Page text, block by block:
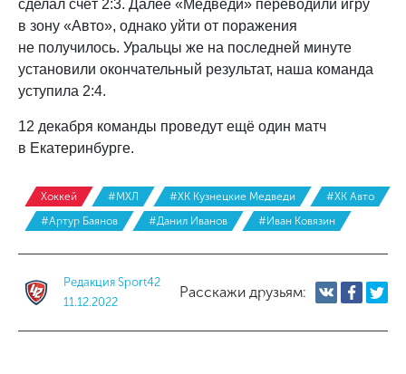
сделал счёт 2:3. Далее «Медведи» переводили игру
в зону «Авто», однако уйти от поражения
не получилось. Уральцы же на последней минуте
установили окончательный результат, наша команда
уступила 2:4.
12 декабря команды проведут ещё один матч
в Екатеринбурге.
Хоккей #МХЛ #ХК Кузнецкие Медведи
#ХК Авто
#Артур Баянов
#Данил Иванов #Иван Ковязин
Редакция Sport42
11.12.2022
Расскажи друзьям: